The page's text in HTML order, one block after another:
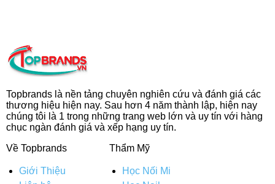
Topbrands là nền tảng chuyên nghiên cứu và đánh giá các
thương hiệu hiện nay. Sau hơn 4 năm thành lập, hiện nay
chúng tôi là 1 trong những trang web lớn và uy tín với hàng
chục ngàn đánh giá và xếp hạng uy tín.
Về Topbrands
Giới Thiệu
Thẩm Mỹ
Học Nối Mi